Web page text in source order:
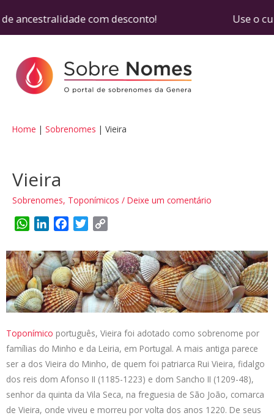
ancestralidade com desconto! Use o cupom
Home Sobrenomes Vieira
Vieira
Sobrenomes, Toponímicos / Deixe um comentário
W
a
t
s
A
p
p
n
k
e
d
I
c
e
b
o
o
i
t
t
e
r
p
y
L
i
n
Toponímico português, Vieira foi adotado como sobrenome por
famílias do Minho e da Leiria, em Portugal. A mais antiga parece
ser a dos Vieira do Minho, de quem foi patriarca Rui Vieira, fidalgo
dos reis dom Afonso II (1185-1223) e dom Sancho II (1209-48),
senhor da quinta da Vila Seca, na freguesia de São João, comarca
de Vieira, onde viveu e morreu por volta dos anos 1220. De seus